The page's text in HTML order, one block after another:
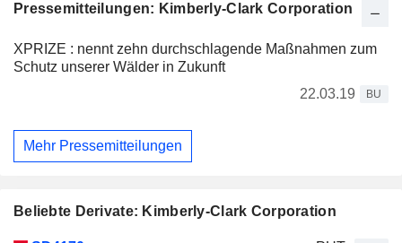
Pressemitteilungen: Kimberly-Clark Corporation
XPRIZE : nennt zehn durchschlagende Maßnahmen zum
Schutz unserer Wälder in Zukunft
22.03.19
BU
Mehr Pressemitteilungen
Beliebte Derivate: Kimberly-Clark Corporation